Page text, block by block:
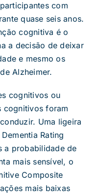
com
quase seis anos.
cognitiva é o
a decisão de deixar
e mesmo os
Alzheimer.
cognitivos ou
cognitivos foram
Uma ligeira
Rating
a probabilidade de
mais sensível, o
Composite
mais baixas